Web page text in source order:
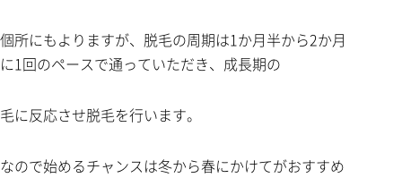
個所にもよりますが、脱毛の周期は1か月半から2か月
に1回のペースで通っていただき、成長期の
毛に反応させ脱毛を行います。
なので始めるチャンスは冬から春にかけてがおすすめ